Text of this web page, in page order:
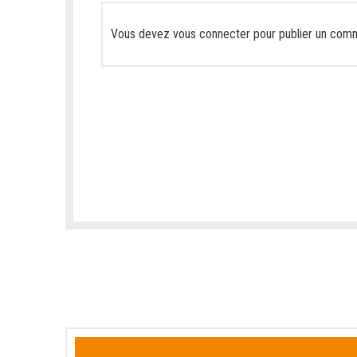
Vous devez vous connecter pour publier un